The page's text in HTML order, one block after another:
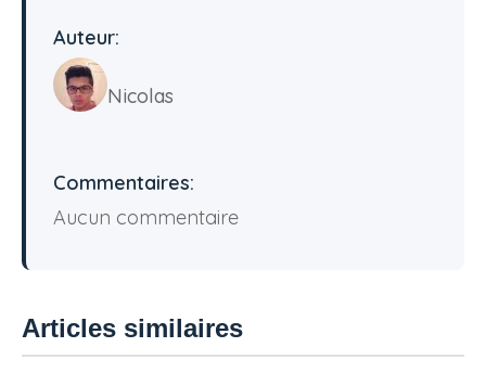
Auteur:
Nicolas
Commentaires:
Aucun commentaire
Articles similaires